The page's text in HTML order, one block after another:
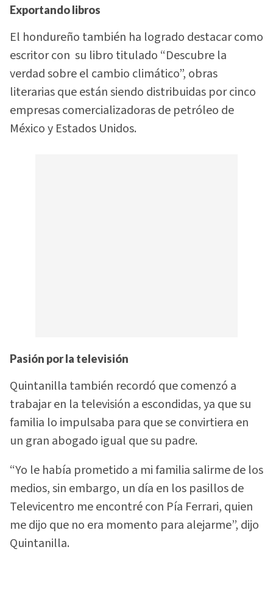
Exportando libros
El hondureño también ha logrado destacar como
escritor con su libro titulado “Descubre la
verdad sobre el cambio climático”, obras
literarias que están siendo distribuidas por cinco
empresas comercializadoras de petróleo de
México y Estados Unidos.
Pasión por la televisión
Quintanilla también recordó que comenzó a
trabajar en la televisión a escondidas, ya que su
familia lo impulsaba para que se convirtiera en
un gran abogado igual que su padre.
“Yo le había prometido a mi familia salirme de los
medios, sin embargo, un día en los pasillos de
Televicentro me encontré con Pía Ferrari, quien
me dijo que no era momento para alejarme”, dijo
Quintanilla.